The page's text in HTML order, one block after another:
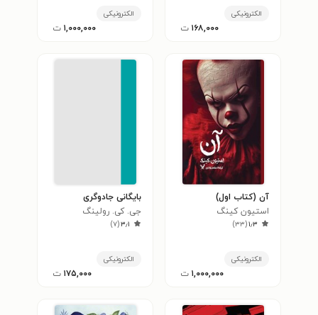
الکترونیکی
۱۶۸,۰۰۰ ت
الکترونیکی
۱,۰۰۰,۰۰۰ ت
آن (کتاب اول)
استیون کینگ
۱٫۳(۳۳)
الکترونیکی
۱,۰۰۰,۰۰۰ ت
بایگانی جادوگری
جی. کی. رولینگ
۳٫۱(۷)
الکترونیکی
۱۷۵,۰۰۰ ت